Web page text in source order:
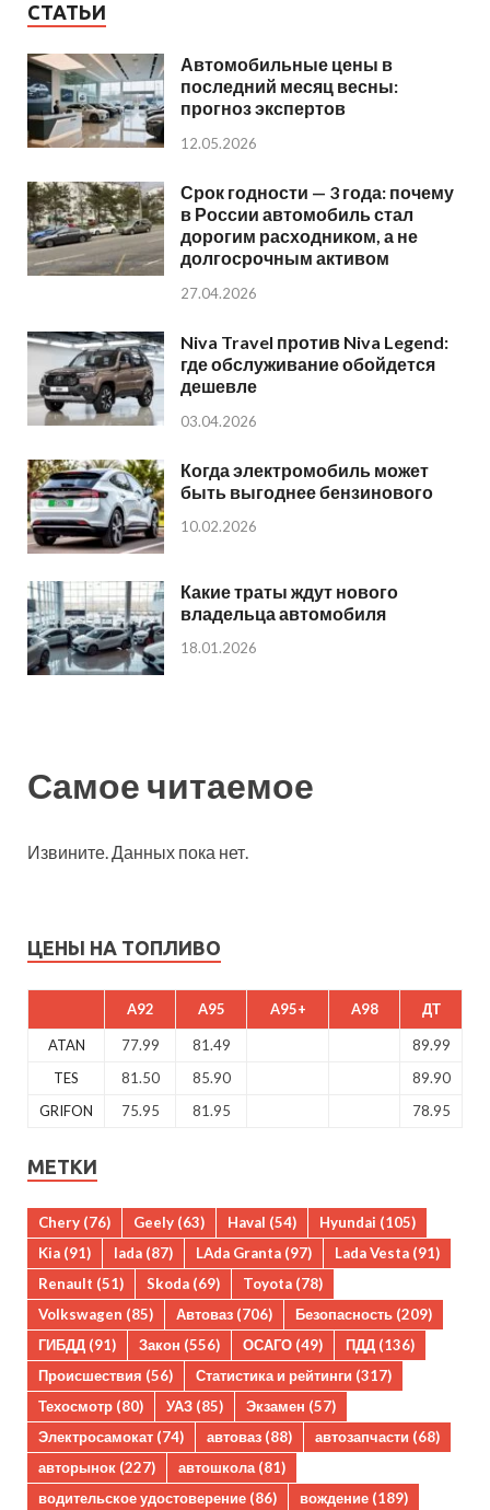
СТАТЬИ
Автомобильные цены в
последний месяц весны:
прогноз экспертов
12.05.2026
Срок годности — 3 года: почему
в России автомобиль стал
дорогим расходником, а не
долгосрочным активом
27.04.2026
Niva Travel против Niva Legend:
где обслуживание обойдется
дешевле
03.04.2026
Когда электромобиль может
быть выгоднее бензинового
10.02.2026
Какие траты ждут нового
владельца автомобиля
18.01.2026
Самое читаемое
Извините. Данных пока нет.
ЦЕНЫ НА ТОПЛИВО
A92 A95 A95+ A98 ДТ
ATAN 77.99 81.49
89.99
TES
81.50 85.90
89.90
GRIFON
75.95 81.95 78.95
МЕТКИ
Chery (76) Geely (63) Haval (54) Hyundai (105)
Kia (91) lada (87) LAda Granta (97) Lada Vesta (91)
Renault (51) Skoda (69) Toyota (78)
Volkswagen (85) Автоваз (706) Безопасность (209)
ГИБДД (91) Закон (556) ОСАГО (49) ПДД (136)
Происшествия (56) Статистика и рейтинги (317)
Техосмотр (80) УАЗ (85) Экзамен (57)
Электросамокат (74) автоваз (88) автозапчасти (68)
авторынок (227) автошкола (81)
водительское удостоверение (86) вождение (189)